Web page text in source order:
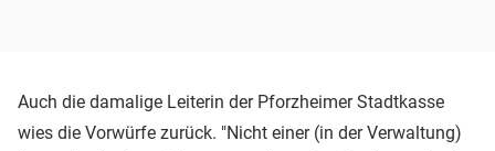
Auch die damalige Leiterin der Pforzheimer Stadtkasse
wies die Vorwürfe zurück. "Nicht einer (in der Verwaltung)